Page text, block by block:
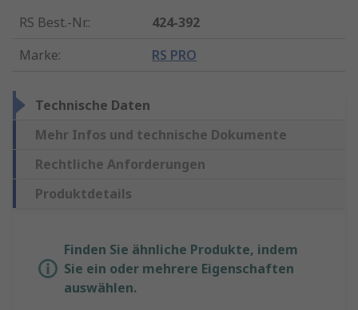
RS Best.-Nr.:
424-392
Marke: RS PRO
Technische Daten
Mehr Infos und technische Dokumente
Rechtliche Anforderungen
Produktdetails
Finden Sie ähnliche Produkte, indem
Sie ein oder mehrere Eigenschaften
auswählen.